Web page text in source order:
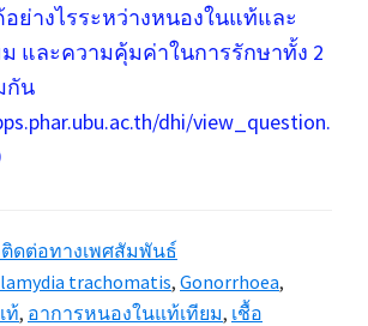
ย่างไรระหว่างหนองในแท้และ
และความคุ้มค่าในการรักษาทั้ง 2
กัน
dhi/view_question.
ดต่อทางเพศสัมพันธ์
trachomatis, Gonorrhoea,
ท้, อาการหนองในแท้เทียม, เชื้อ